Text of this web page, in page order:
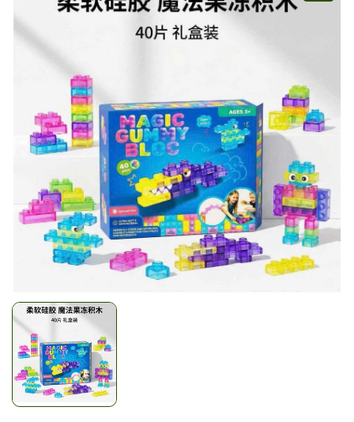
Mã giảm giá:
Ngày hết hạn:
Điều kiện: